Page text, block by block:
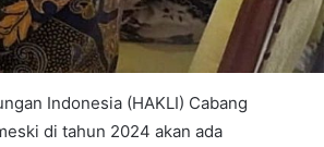
Indonesia (HAKLI) Cabang
di tahun 2024 akan ada